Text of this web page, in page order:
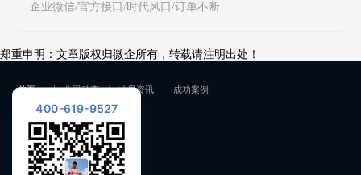
企业微信/官方接口/时代风口/订单不断
郑重申明：文章版权归微企所有，转载请注明出处！
首页 公司动态 业界资讯 成功案例
联系我们
400-619-9527
400-619-9527